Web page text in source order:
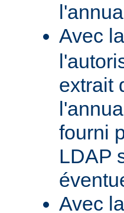
Avec
extrait
fourni
LDAP
Avec